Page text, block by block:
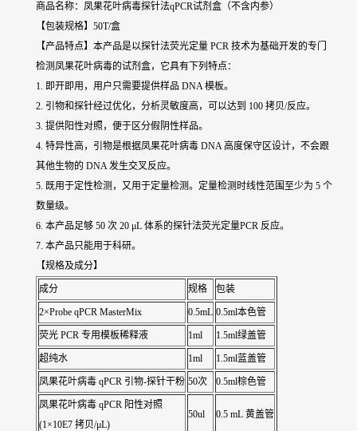
商品名称：凤果花叶病毒探针法qPCR试剂盒（不含内参）
【包装规格】50T/盒
【产品特点】本产品是以探针法荧光定量 PCR 技术为基础开发的专门
检测凤果花叶病毒的试剂盒，它具有下列特点：
1. 即开即用，用户只需要提供样品 DNA 模板。
2. 引物和探针经过优化，分析灵敏度高，可以达到 100 拷贝/反应。
3. 提供阳性对照，便于区分假阴性样品。
4. 特异性高，引物是根据凤果花叶病毒 DNA 高度保守区设计，不会跟
其他生物的 DNA 发生交叉反应。
5. 既用于定性检测，又用于定量检测。定量检测时线性范围至少为 5 个
数量级。
6. 本产品足够 50 次 20 μL 体系的探针法荧光定量PCR 反应。
7. 本产品只能用于科研。
【规格及成分】
成分 规格 包装
2×Probe qPCR MasterMix 0.5mL 0.5ml本色管
荧光 PCR 专用模板稀释液 1ml 1.5ml绿盖管
超纯水 1ml 1.5ml蓝盖管
凤果花叶病毒 qPCR 引物-探针干粉 50次 0.5ml棕色管
凤果花叶病毒 qPCR 阳性对照
(1×10E7 拷贝/μL)
50ul 0.5 mL 黄盖管